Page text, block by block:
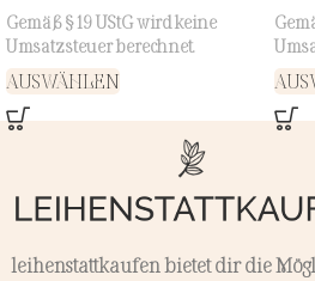
Gemäß § 19 UStG wird keine
Umsatzsteuer berechnet.
AUSWÄHLEN
leihenstattkaufen bietet dir die